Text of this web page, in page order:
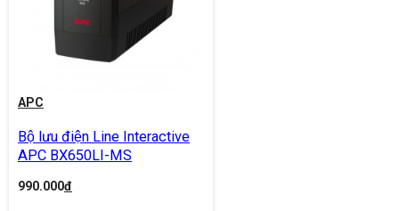
APC
Bộ lưu điện Line Interactive
APC BX650LI-MS
990.000đ